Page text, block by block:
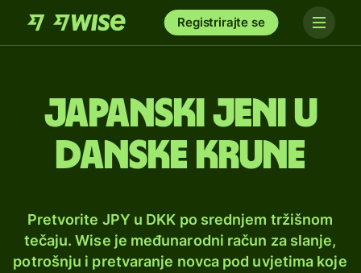
Registrirajte se
Japanski jeni u
danske krune
Pretvorite JPY u DKK po srednjem tržišnom
tečaju. Wise je međunarodni račun za slanje,
potrošnju i pretvaranje novca pod uvjetima koje